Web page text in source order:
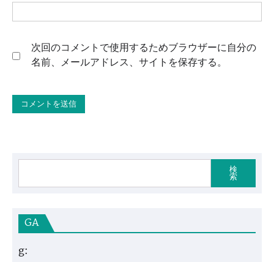
次回のコメントで使用するためブラウザーに自分の
名前、メールアドレス、サイトを保存する。
検
索
GA
g: